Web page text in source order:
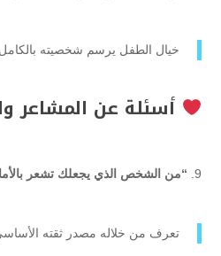
خيال الطفل يرسم شخصيته
أسئلة عن المشاعر
“من الشخص الذي يجعلك تشعر
تعرف من خلاله مصدر ثقته